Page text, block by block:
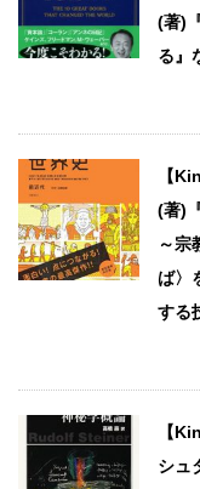
(著)
る』
【
(著)
～宗
ば〉
する
【
シュ